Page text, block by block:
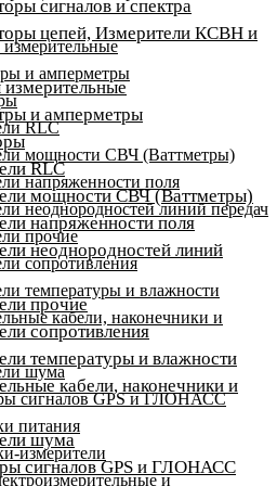
и амперметры
RLC
мощности СВЧ (Ваттметры)
напряженности поля
неоднородностей линий передач
прочие
сопротивления
температуры и влажности
кабели, наконечники и
шума
сигналов GPS и ГЛОНАСС
питания
измерители
и
сигналов и спектра
цепей, Измерители КСВН и
и амперметры
RLC
мощности СВЧ (Ваттметры)
напряженности поля
неоднородностей линий
прочие
сопротивления
температуры и влажности
кабели, наконечники и
шума
сигналов GPS и ГЛОНАСС